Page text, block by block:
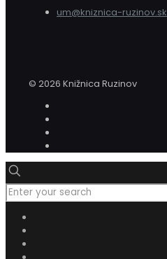
um@kniznica-ruzinov.sk
© 2026 Knižnica Ruzinov